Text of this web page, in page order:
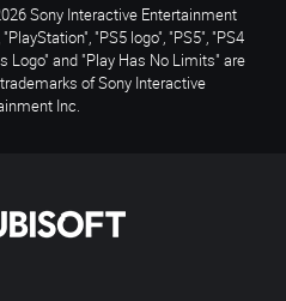
Sony Interactive Entertainment
"PS5 logo", "PS5", "PS4
Logo" and "Play Has No Limits" are
of Sony Interactive
Inc.